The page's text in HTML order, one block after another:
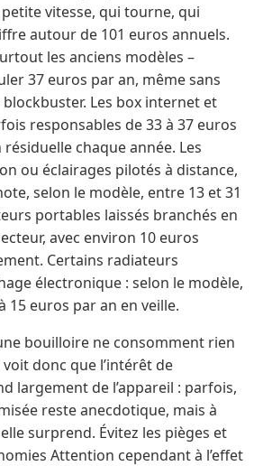
petite vitesse, qui tourne, qui
autour de 101 euros annuels.
les anciens modèles –
37 euros par an, même sans
Les box internet et
responsables de 33 à 37 euros
chaque année. Les
ou éclairages pilotés à distance,
selon le modèle, entre 13 et 31
portables laissés branchés en
avec environ 10 euros
Certains radiateurs
électronique : selon le modèle,
15 euros par an en veille.
bouilloire ne consomment rien
voit donc que l’intérêt de
largement de l’appareil : parfois,
reste anecdotique, mais à
surprend. Évitez les pièges et
Attention cependant à l’effet